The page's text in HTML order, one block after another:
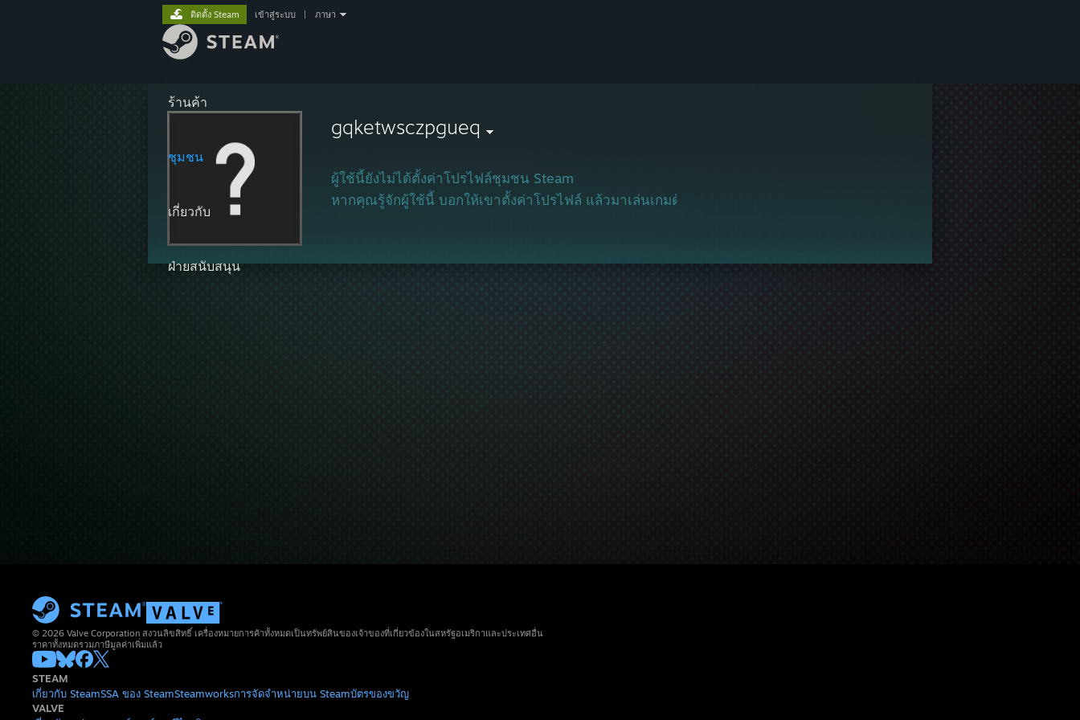
ร้านค้า
ชุมชน
เกี่ยวกับ
ฝ่ายสนับสนุน
ติดตั้ง Steam เข้าสู่ระบบ ภาษา
gqketwsczpgueq
ผู้ใช้นี้ยังไม่ได้ตั้งค่าโปรไฟล์ชุมชน Steam
หากคุณรู้จักผู้ใช้นี้ บอกให้เขาตั้งค่าโปรไฟล์ แล้วมาเล่นเกมด้วยกัน!
© 2026 Valve Corporation สงวนลิขสิทธิ์ เครื่องหมายการค้าทั้งหมดเป็นทรัพย์สินของเจ้าของที่เกี่ยวข้องในสหรัฐอเมริกาและประเทศอื่น
ราคาทั้งหมดรวมภาษีมูลค่าเพิ่มแล้ว
STEAM
เกี่ยวกับ SteamSSA ของ SteamSteamworksการจัดจำหน่ายบน Steamบัตรของขวัญ
VALVE